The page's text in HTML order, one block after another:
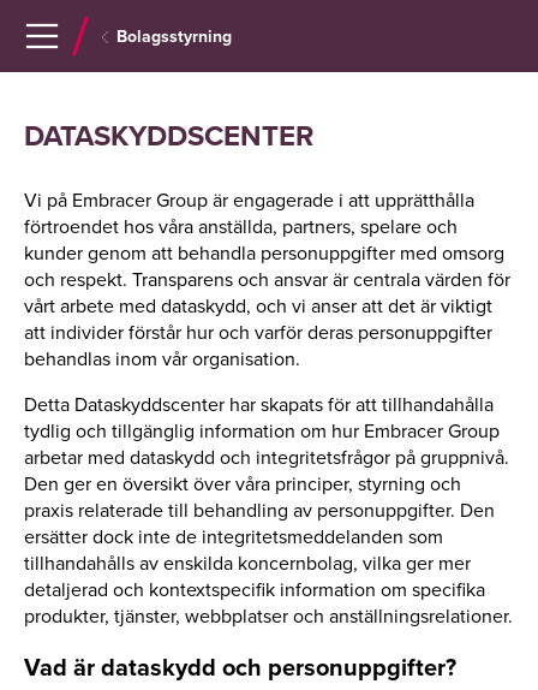
Bolagsstyrning
DATASKYDDSCENTER
Vi på Embracer Group är engagerade i att upprätthålla
förtroendet hos våra anställda, partners, spelare och
kunder genom att behandla personuppgifter med omsorg
och respekt. Transparens och ansvar är centrala värden för
vårt arbete med dataskydd, och vi anser att det är viktigt
att individer förstår hur och varför deras personuppgifter
behandlas inom vår organisation.
Detta Dataskyddscenter har skapats för att tillhandahålla
tydlig och tillgänglig information om hur Embracer Group
arbetar med dataskydd och integritetsfrågor på gruppnivå.
Den ger en översikt över våra principer, styrning och
praxis relaterade till behandling av personuppgifter. Den
ersätter dock inte de integritetsmeddelanden som
tillhandahålls av enskilda koncernbolag, vilka ger mer
detaljerad och kontextspecifik information om specifika
produkter, tjänster, webbplatser och anställningsrelationer.
Vad är dataskydd och personuppgifter?